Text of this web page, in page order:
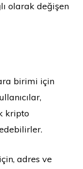
olarak değişen
birimi için
kripto
adres ve